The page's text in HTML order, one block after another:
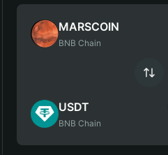
MARSCOIN
BNB Chain
USDT
BNB Chain